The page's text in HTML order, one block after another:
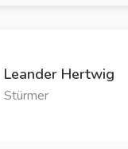
Leander Hertwig
Stürmer